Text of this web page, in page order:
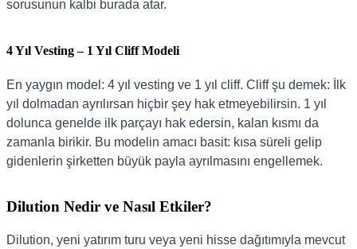
sorusunun kalbi burada atar.
4 Yıl Vesting – 1 Yıl Cliff Modeli
En yaygın model: 4 yıl vesting ve 1 yıl cliff. Cliff şu demek: İlk
yıl dolmadan ayrılırsan hiçbir şey hak etmeyebilirsin. 1 yıl
dolunca genelde ilk parçayı hak edersin, kalan kısmı da
zamanla birikir. Bu modelin amacı basit: kısa süreli gelip
gidenlerin şirketten büyük payla ayrılmasını engellemek.
Dilution Nedir ve Nasıl Etkiler?
Dilution, yeni yatırım turu veya yeni hisse dağıtımıyla mevcut